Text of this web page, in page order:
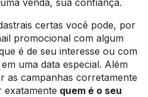
venda, sua confiança.
certas você pode, por
promocional com algum
é de seu interesse ou com
uma data especial. Além
as campanhas corretamente
exatamente quem é o seu